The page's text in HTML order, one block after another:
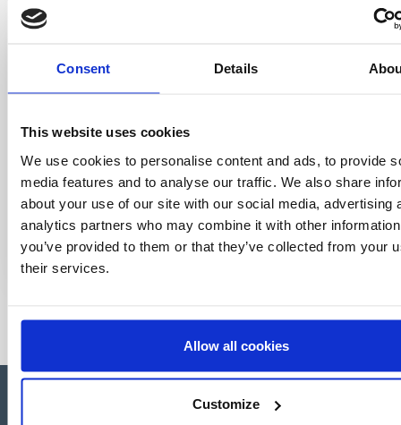
Consent Details
This website uses cookies
We use cookies to personalise content and ads, to provide
media features and to analyse our traffic. We also share
about your use of our site with our social media, advertising
analytics partners who may combine it with other
you’ve provided to them or that they’ve collected from your
their services.
Allow all cookies
Customize